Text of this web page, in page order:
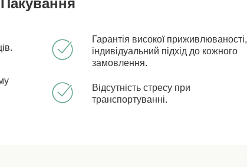
Гарантія високої приживлюваності,
індивідуальний підхід до кожного
замовлення.
Відсутність стресу при
транспортуванні.